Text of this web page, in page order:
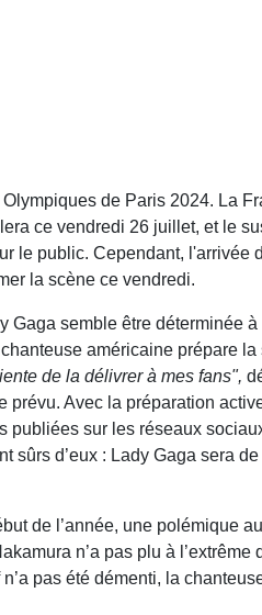
de Paris 2024. La
ce vendredi 26 juillet, et le
le public. Cependant,
la scène ce vendredi.
semble être déterminée
américaine prépare la
de la délivrer à mes fans",
Avec la préparation
sur les réseaux
sûrs d’eux : Lady Gaga sera
de l’année, une polémique
n’a pas plu à
pas été démenti, la